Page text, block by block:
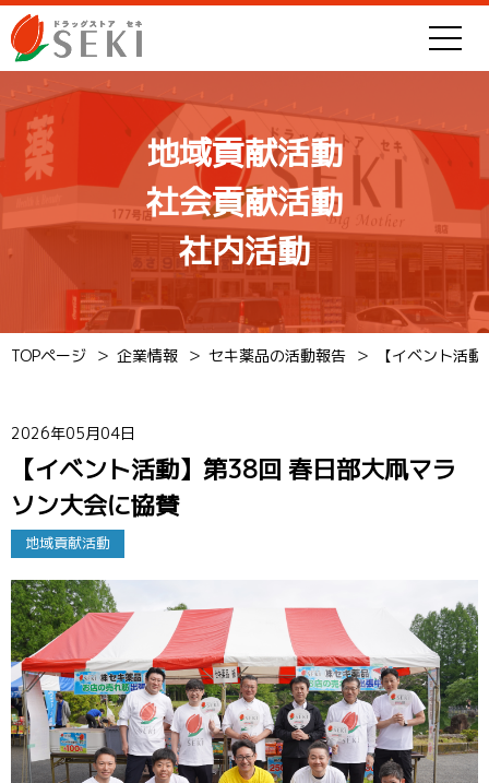
地域貢献活動
社会貢献活動
社内活動
TOPページ 企業情報 セキ薬品の活動報告 【イベント活
2026年05月04日
【イベント活動】第38回 春日部大凧マラ
ソン大会に協賛
地域貢献活動